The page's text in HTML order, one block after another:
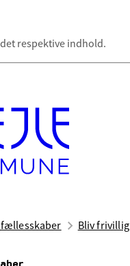
respektive indhold.
Bliv frivillig